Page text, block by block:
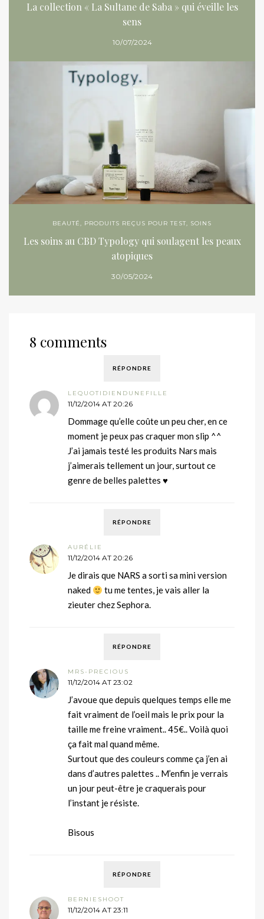
La collection « La Sultane de Saba » qui éveille les
sens
10/07/2024
BEAUTÉ, PRODUITS REÇUS POUR TEST, SOINS
Les soins au CBD Typology qui soulagent les peaux
atopiques
30/05/2024
8 comments
RÉPONDRE
LEQUOTIDIENDUNEFILLE
11/12/2014 AT 20:26
Dommage qu’elle coûte un peu cher, en ce
moment je peux pas craquer mon slip ^^
J’ai jamais testé les produits Nars mais
j’aimerais tellement un jour, surtout ce
genre de belles palettes ♥
RÉPONDRE
AURÉLIE
11/12/2014 AT 20:26
Je dirais que NARS a sorti sa mini version
naked
tu me tentes, je vais aller la
zieuter chez Sephora.
RÉPONDRE
MRS-PRECIOUS
11/12/2014 AT 23:02
J’avoue que depuis quelques temps elle me
fait vraiment de l’oeil mais le prix pour la
taille me freine vraiment.. 45€.. Voilà quoi
ça fait mal quand même.
Surtout que des couleurs comme ça j’en ai
dans d’autres palettes .. M’enfin je verrais
un jour peut-être je craquerais pour
l’instant je résiste.
Bisous
RÉPONDRE
BERNIESHOOT
11/12/2014 AT 23:11